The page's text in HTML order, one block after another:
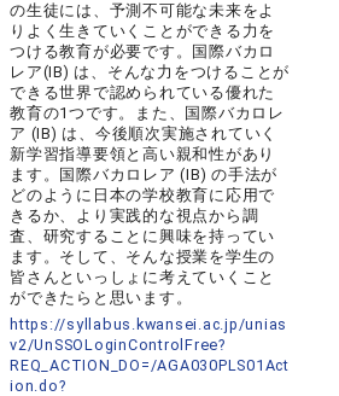
の生徒には、予測不可能な未来をよ
りよく生きていくことができる力を
つける教育が必要です。国際バカロ
レア(IB) は、そんな力をつけることが
できる世界で認められている優れた
教育の1つです。また、国際バカロレ
ア (IB) は、今後順次実施されていく
新学習指導要領と高い親和性があり
ます。国際バカロレア (IB) の手法が
どのように日本の学校教育に応用で
きるか、より実践的な視点から調
査、研究することに興味を持ってい
ます。そして、そんな授業を学生の
皆さんといっしょに考えていくこと
ができたらと思います。
https://syllabus.kwansei.ac.jp/unias
v2/UnSSOLoginControlFree?
REQ_ACTION_DO=/AGA030PLS01Act
ion.do?